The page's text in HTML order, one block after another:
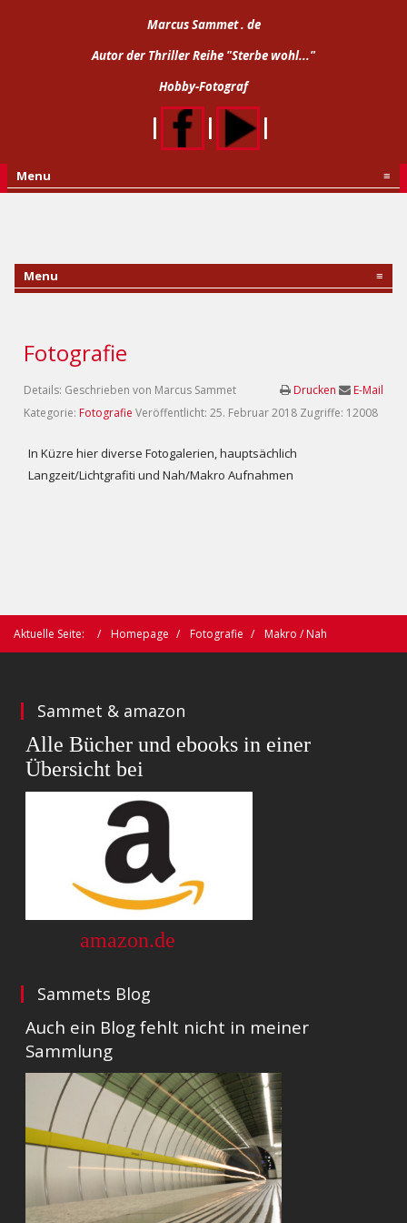
Marcus Sammet . de
Autor der Thriller Reihe "Sterbe wohl..."
Hobby-Fotograf
| | |
Menu ≡
Menu ≡
Fotografie
Drucken E-Mail
Details: Geschrieben von Marcus Sammet
Kategorie: Fotografie Veröffentlicht: 25. Februar 2018 Zugriffe: 12008
In Küzre hier diverse Fotogalerien, hauptsächlich
Langzeit/Lichtgrafiti und Nah/Makro Aufnahmen
Aktuelle Seite: Homepage Fotografie Makro / Nah
Sammet & amazon
Alle Bücher und ebooks in einer
Übersicht bei
amazon.de
Sammets Blog
Auch ein Blog fehlt nicht in meiner
Sammlung